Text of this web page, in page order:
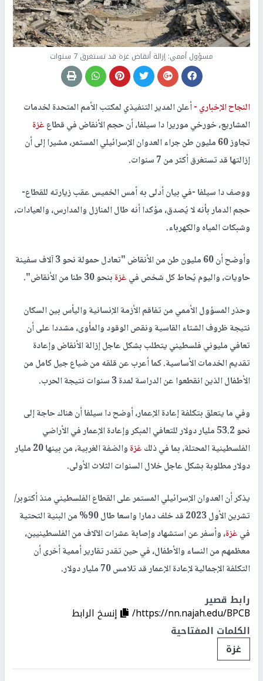
مسؤول أممي: إزالة أنقاض غزة قد تستغرق 7 سنوات
النجاح الإخباري -أعلن المدير التنفيذي لمكتب الأمم المتحدة لخدمات
المشاريع، خورخي موريرا دا سيلفا، أن حجم الأنقاض في قطاعغزة
تجاوز 60 مليون طن جراء العدوان الإسرائيلي المستمر، مشيرا إلى أن
إزالتها قد تستغرق أكثر من 7 سنوات.
ووصف دا سيلفا -في بيان أدلى به أمس الخميس عقب زيارته للقطاع-
حجم الدمار بأنه لا يُصدق، مؤكدا أنه طال المنازل والمدارس، والعيادات،
وشبكات المياه والكهرباء.
وأوضح أن 60 مليون طن من الأنقاض "تعادل حمولة نحو 3 آلاف سفينة
حاويات، واليوم يُحاط كل شخص فيغزةبنحو 30 طنا من الأنقاض".
وحذر المسؤول الأممي من تفاقم الأزمة الإنسانية واليأس بين السكان
نتيجة ظروف الشتاء القاسية ونقص الوقود والمأوى، مشددا على أن
تعافي مليوني فلسطيني يتطلب بشكل عاجل إزالة الأنقاض وإعادة
تقديم الخدمات الأساسية. كما أعرب عن قلقه من ضياع جيل كامل من
الأطفال الذين انقطعوا عن الدراسة لمدة 3 سنوات نتيجة الحرب.
وفي ما يتعلق بتكلفة إعادة الإعمار، أوضح دا سيلفا أن هناك حاجة إلى
نحو 53.2 مليار دولار للتعافي المبكر وإعادة الإعمار في الأراضي
الفلسطينية المحتلة، بما في ذلكغزة
والضفة الغربية، من بينها 20 مليار
دولار مطلوبة بشكل عاجل خلال السنوات الثلاث الأولى.
يذكر أن العدوان الإسرائيلي المستمر على القطاع الفلسطيني منذ أكتوبر/
تشرين الأول 2023 قد خلف دمارا واسعا طال 90% من البنية التحتية
فيغزة، وأسفر عن استشهاد وإصابة عشرات الآلاف من الفلسطينيين،
معظمهم من النساء والأطفال، في حين تقدر تقارير أممية أخرى أن
التكلفة الإجمالية لإعادة الإعمار قد تلامس 70 مليار دولار.
رابط قصير
https://nn.najah.edu/BPCB/
إنسخ الرابط
الكلمات المفتاحية
غزة